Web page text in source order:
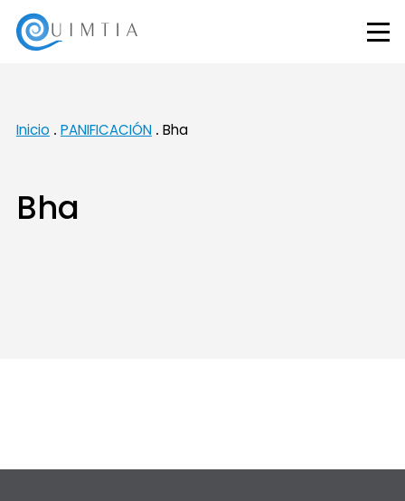
Inicio PANIFICACIÓN Bha
Bha